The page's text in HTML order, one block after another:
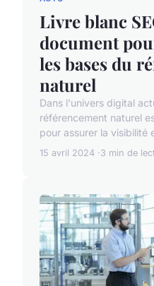
Livre blanc
document
les bases du
naturel
Dans l'univers digital
référencement naturel
pour assurer la visibilité
15 avril 2024 3 min de